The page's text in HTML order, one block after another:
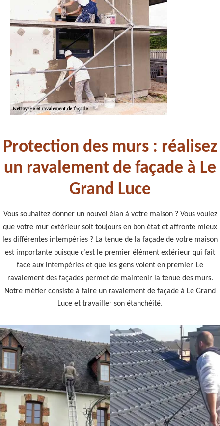
Protection des murs : réalisez
un ravalement de façade à Le
Grand Luce
Vous souhaitez donner un nouvel élan à votre maison ? Vous voulez
que votre mur extérieur soit toujours en bon état et affronte mieux
les différentes intempéries ? La tenue de la façade de votre maison
est importante puisque c’est le premier élément extérieur qui fait
face aux intempéries et que les gens voient en premier. Le
ravalement des façades permet de maintenir la tenue des murs.
Notre métier consiste à faire un ravalement de façade à Le Grand
Luce et travailler son étanchéité.